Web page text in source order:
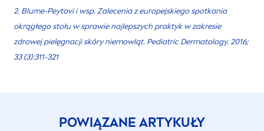
2. Blume-Peytavi i wsp. Zalecenia z europejskiego spotkania
okrągłego stołu w sprawie najlepszych praktyk w zakresie
zdrowej pielęgnacji skóry niemowląt. Pediatric Dermatology. 2016;
33 (3):311-321
POWIĄZANE ARTYKUŁY